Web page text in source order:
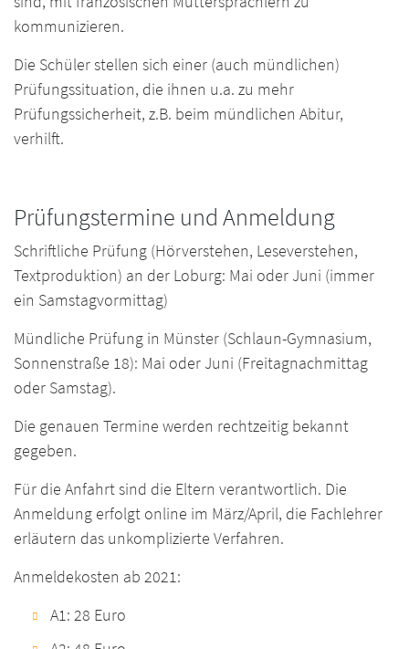
kommunizieren.
Die Schüler stellen sich einer (auch mündlichen)
Prüfungssituation, die ihnen u.a. zu mehr
Prüfungssicherheit, z.B. beim mündlichen Abitur,
verhilft.
Prüfungstermine und Anmeldung
Schriftliche Prüfung (Hörverstehen, Leseverstehen,
Textproduktion) an der Loburg: Mai oder Juni (immer
ein Samstagvormittag)
Mündliche Prüfung in Münster (Schlaun-Gymnasium,
Sonnenstraße 18): Mai oder Juni (Freitagnachmittag
oder Samstag).
Die genauen Termine werden rechtzeitig bekannt
gegeben.
Für die Anfahrt sind die Eltern verantwortlich. Die
Anmeldung erfolgt online im März/April, die Fachlehrer
erläutern das unkomplizierte Verfahren.
Anmeldekosten ab 2021:
A1: 28 Euro